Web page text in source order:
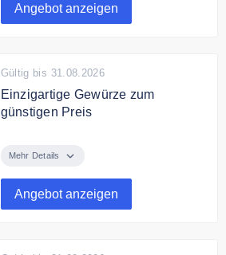
Angebot anzeigen
Gültig bis 31.08.2026
Einzigartige Gewürze zum
günstigen Preis
leckere Gewürze zum günstigen
Mehr Details
Angebot anzeigen